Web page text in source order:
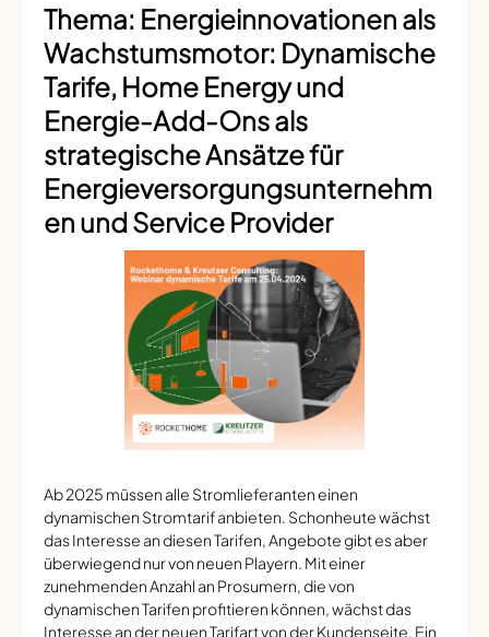
Thema: Energieinnovationen als
Wachstumsmotor: Dynamische
Tarife, Home Energy und
Energie-Add-Ons als
strategische Ansätze für
Energieversorgungsunternehm
en und Service Provider
Ab 2025 müssen alle Stromlieferanten einen
dynamischen Stromtarif anbieten. Schonheute wächst
das Interesse an diesen Tarifen, Angebote gibt es aber
überwiegend nur von neuen Playern. Mit einer
zunehmenden Anzahl an Prosumern, die von
dynamischen Tarifen profitieren können, wächst das
Interesse an der neuen Tarifart von der Kundenseite. Ein